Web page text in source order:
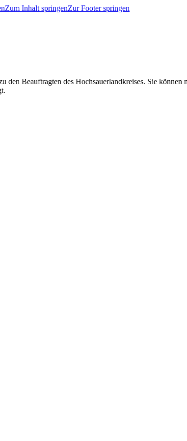
Zum Inhalt springenZur Footer springen
den Beauftragten des Hochsauerlandkreises. Sie